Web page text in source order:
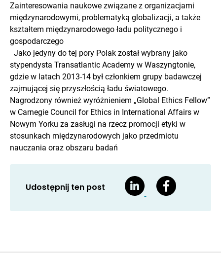
Zainteresowania naukowe związane z organizacjami
międzynarodowymi, problematyką globalizacji, a także
kształtem międzynarodowego ładu politycznego i
gospodarczego
Jako jedyny do tej pory Polak został wybrany jako
stypendysta Transatlantic Academy w Waszyngtonie,
gdzie w latach 2013-14 był członkiem grupy badawczej
zajmującej się przyszłością ładu światowego.
Nagrodzony również wyróżnieniem „Global Ethics Fellow”
w Carnegie Council for Ethics in International Affairs w
Nowym Yorku za zasługi na rzecz promocji etyki w
stosunkach międzynarodowych jako przedmiotu
nauczania oraz obszaru badań
Udostępnij ten post